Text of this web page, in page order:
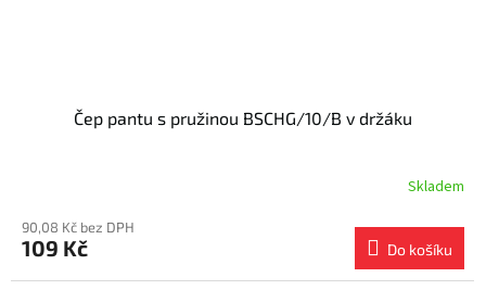
Čep pantu s pružinou BSCHG/10/B v držáku
Skladem
90,08 Kč bez DPH
109 Kč Do košíku